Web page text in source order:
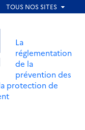
La
réglementation
de la
prévention des
protection de